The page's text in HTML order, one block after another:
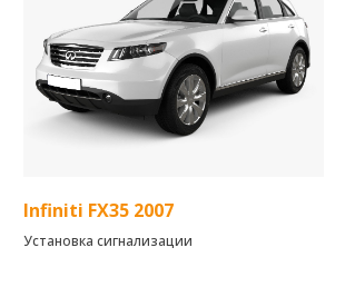
Infiniti FX35 2007
Установка сигнализации